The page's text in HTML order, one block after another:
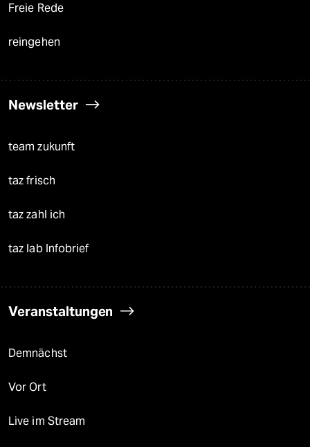
Freie Rede
reingehen
Newsletter
team zukunft
taz frisch
taz zahl ich
taz lab Infobrief
Veranstaltungen
Demnächst
Vor Ort
Live im Stream